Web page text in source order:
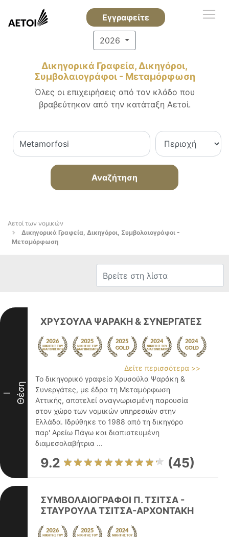
Εγγραφείτε
2026
Δικηγορικά Γραφεία, Δικηγόροι,
Συμβολαιογράφοι - Μεταμόρφωση
Όλες οι επιχειρήσεις από τον κλάδο που
βραβεύτηκαν από την κατάταξη Αετοί.
Αναζήτηση
Αετοί των νομικών
Δικηγορικά Γραφεία, Δικηγόροι, Συμβολαιογράφοι -
Μεταμόρφωση
I Θέση
ΧΡΥΣΟΥΛΑ ΨΑΡΑΚΗ & ΣΥΝΕΡΓΑΤΕΣ
Δείτε περισσότερα >>
Το δικηγορικό γραφείο Χρυσούλα Ψαράκη &
Συνεργάτες, με έδρα τη Μεταμόρφωση
Αττικής, αποτελεί αναγνωρισμένη παρουσία
στον χώρο των νομικών υπηρεσιών στην
Ελλάδα. Ιδρύθηκε το 1988 από τη δικηγόρο
παρ' Αρείω Πάγω και διαπιστευμένη
διαμεσολαβήτρια ...
9.2 (45)
ΣΥΜΒΟΛΑΙΟΓΡΑΦΟΙ Π. ΤΣΙΤΣΑ -
ΣΤΑΥΡΟΥΛΑ ΤΣΙΤΣΑ-ΑΡΧΟΝΤΑΚΗ